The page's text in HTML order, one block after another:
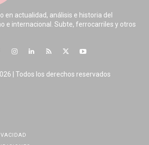
en actualidad, análisis e historia del
e internacional. Subte, ferrocarriles y otros
| Todos los derechos reservados